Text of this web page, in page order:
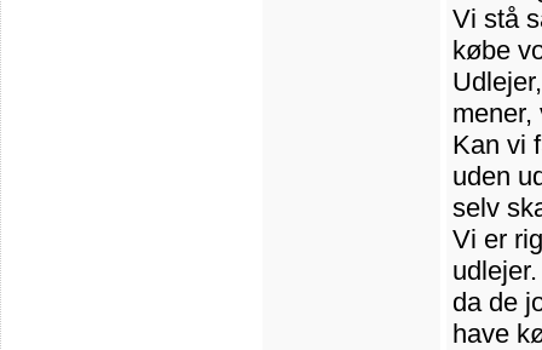
Vi stå
købe
mener,
Kan vi
uden
selv
Vi er
da de
have